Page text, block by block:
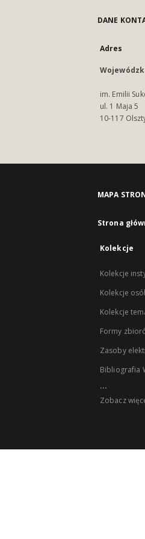
DANE
Adres
im. Emilii
ul. 1 Maja 5
10-117
MAPA
Strona
Kolekcje
Kolekcje
Kolekcje
Kolekcje
Formy
Zasoby
Bibliografia
...
Zobacz